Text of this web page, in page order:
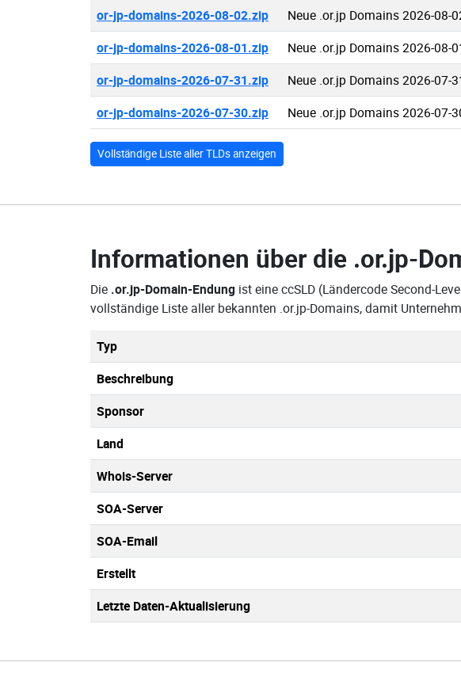
or-jp-domains-2026-08-02.zip Neue .or.jp Domains 2026-08-
or-jp-domains-2026-08-01.zip Neue .or.jp Domains 2026-08-
or-jp-domains-2026-07-31.zip Neue .or.jp Domains 2026-07-
or-jp-domains-2026-07-30.zip Neue .or.jp Domains 2026-07-
Vollständige Liste aller TLDs anzeigen
Informationen über die .or.jp-
Die .or.jp-Domain-Endung ist eine ccSLD (Ländercode Second-
vollständige Liste aller bekannten .or.jp-Domains, damit
Typ
Beschreibung
Sponsor
Land
Whois-Server
SOA-Server
SOA-Email
Erstellt
Letzte Daten-Aktualisierung